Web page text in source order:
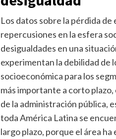
Los datos sobre la pérdida
repercusiones en la esfera
desigualdades en una
experimentan la debilidad de
socioeconómica para los
más importante a corto
de la administración pública,
toda América Latina se
largo plazo, porque el área